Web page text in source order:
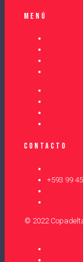
Menú
Contacto
+593 99
© 2022